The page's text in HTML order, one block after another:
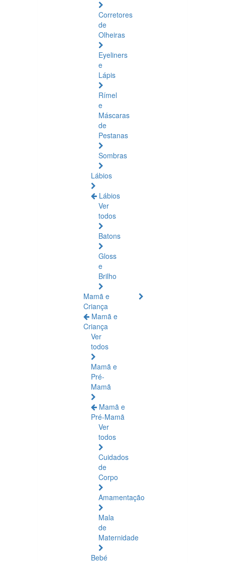
Corretores
de
Olheiras
Eyeliners
e
Lápis
Rímel
e
Máscaras
de
Pestanas
Sombras
Lábios
Lábios
Ver
todos
Batons
Gloss
e
Brilho
Mamã e
Criança
Mamã e
Criança
Ver
todos
Mamã e
Pré-
Mamã
Mamã e
Pré-Mamã
Ver
todos
Cuidados
de
Corpo
Amamentação
Mala
de
Maternidade
Bebé